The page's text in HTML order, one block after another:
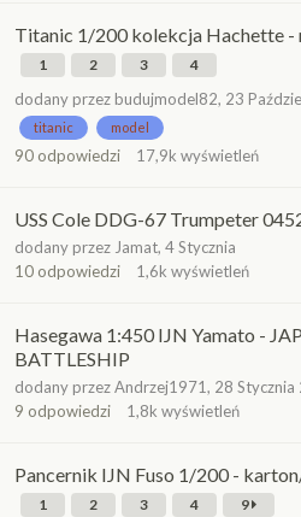
Titanic 1/200 kolekcja Hachette -
1 2 3 4
dodany przez budujmodel82, 23
titanic model
90 odpowiedzi 17,9k wyświetleń
USS Cole DDG-67 Trumpeter
dodany przez Jamat, 4 Stycznia
10 odpowiedzi 1,6k wyświetleń
Hasegawa 1:450 IJN Yamato -
BATTLESHIP
dodany przezAndrzej1971, 28 Stycznia
9 odpowiedzi 1,8k wyświetleń
Pancernik IJN Fuso 1/200 -
1 2 3 4 9